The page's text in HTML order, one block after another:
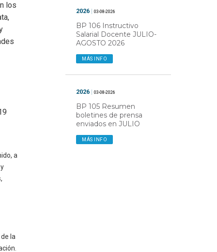
los
a
la
2026 | 03-08-2026
BP 106 Instructivo
Salarial Docente JULIO-
AGOSTO 2026
MÁS INFO
2026 | 03-08-2026
BP 105 Resumen
boletines de prensa
enviados en JULIO
MÁS INFO